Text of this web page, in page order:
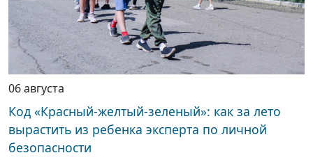
06 августа
Код «Красный-желтый-зеленый»: как за лето
вырастить из ребенка эксперта по личной
безопасности